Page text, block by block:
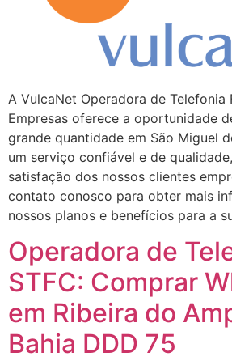
A VulcaNet Operadora de Telefonia
Empresas oferece a oportunidade
grande quantidade em São Miguel
um serviço confiável e de
satisfação dos nossos clientes
contato conosco para obter mais
nossos planos e benefícios para a
Operadora de
STFC: Comprar
em Ribeira do
Bahia DDD 75